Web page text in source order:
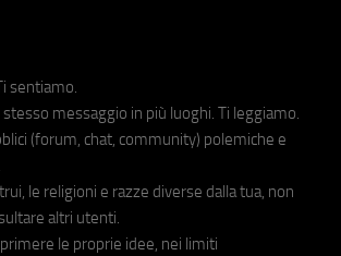
sentiamo.
stesso messaggio in più luoghi. Ti leggiamo.
(forum, chat, community) polemiche e
le religioni e razze diverse dalla tua, non
altri utenti.
le proprie idee, nei limiti